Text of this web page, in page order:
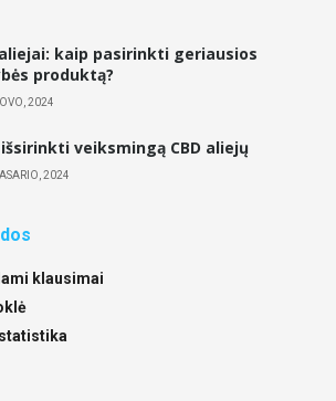
aliejai: kaip pasirinkti geriausios
produktą?
2024
veiksmingą CBD aliejų
2024
klausimai